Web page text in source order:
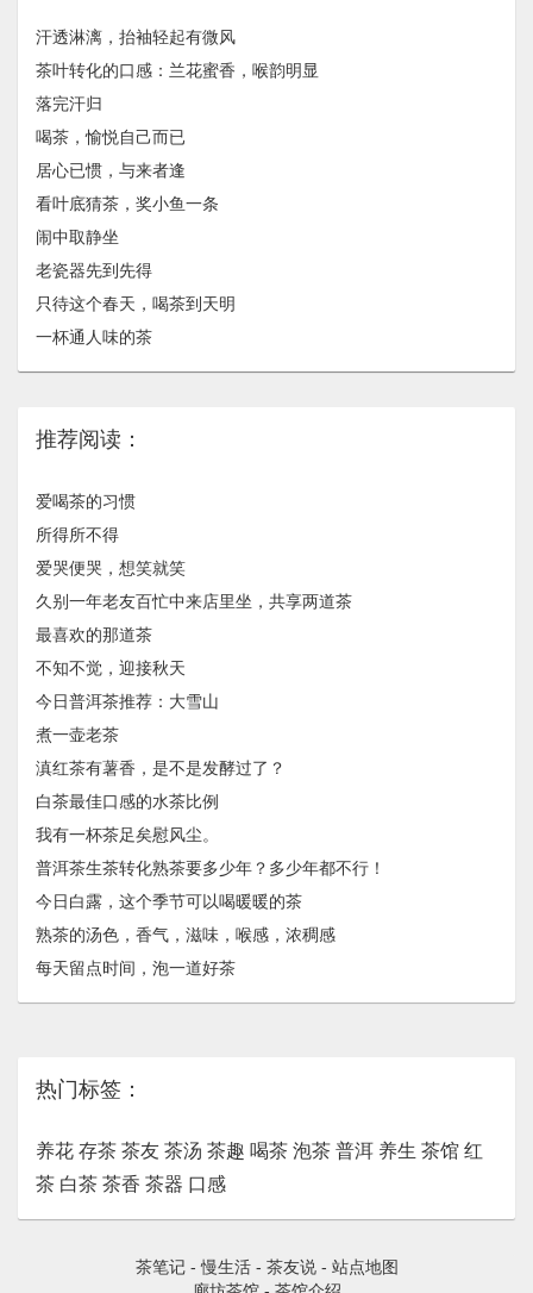
汗透淋漓，抬袖轻起有微风
茶叶转化的口感：兰花蜜香，喉韵明显
落完汗归
喝茶，愉悦自己而已
居心已惯，与来者逢
看叶底猜茶，奖小鱼一条
闹中取静坐
老瓷器先到先得
只待这个​春天，喝茶到天明
一杯通人味的茶
推荐阅读：
爱喝茶的习惯
所得所不得
爱哭便哭，想笑就笑
久别一年老友百忙中来店里坐，共享两道茶
最喜欢的那道茶
不知不觉，迎接秋天
今日普洱茶推荐：大雪山
煮一壶老茶
滇红茶有薯香，是不是发酵过了？
白茶最佳口感的水茶比例
我有一杯茶足矣慰风尘。
普洱茶生茶转化熟茶要多少年？多少年都不行！
今日白露，这个季节可以喝暖暖的茶
熟茶的汤色，香气，滋味，喉感，浓稠感
每天留点时间，泡一道好茶
热门标签：
养花 存茶 茶友 茶汤 茶趣 喝茶 泡茶 普洱 养生 茶馆 红
茶 白茶 茶香 茶器 口感
茶笔记-慢生活- 茶友说- 站点地图